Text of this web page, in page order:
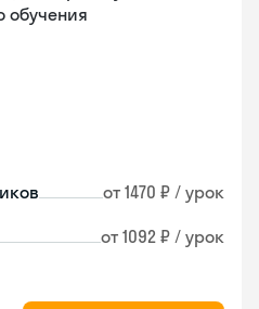
обучения
от 1470 ₽ / урок
от 1092 ₽ / урок